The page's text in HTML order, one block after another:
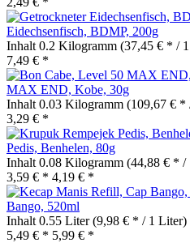
Eidechsenfisch, BDMP, 200g
Inhalt 0.2 Kilogramm (37,45 € * /
7,49 € *
MAX END, Kobe, 30g
Inhalt 0.03 Kilogramm (109,67 € *
3,29 € *
Pedis, Benhelen, 80g
Inhalt 0.08 Kilogramm (44,88 € * /
3,59 € * 4,19 € *
Bango, 520ml
Inhalt 0.55 Liter(9,98 € * / 1 Liter)
5,49 € * 5,99 € *